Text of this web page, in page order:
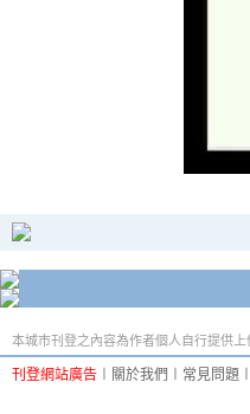
本城市刊登之內容為作者個人自行提供上
刊登網站廣告 關於我們 常見問題